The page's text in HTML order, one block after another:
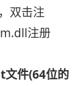
双击注
注册
件(64位的